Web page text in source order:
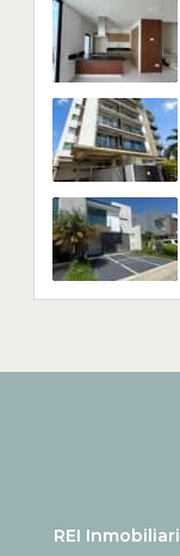
REI